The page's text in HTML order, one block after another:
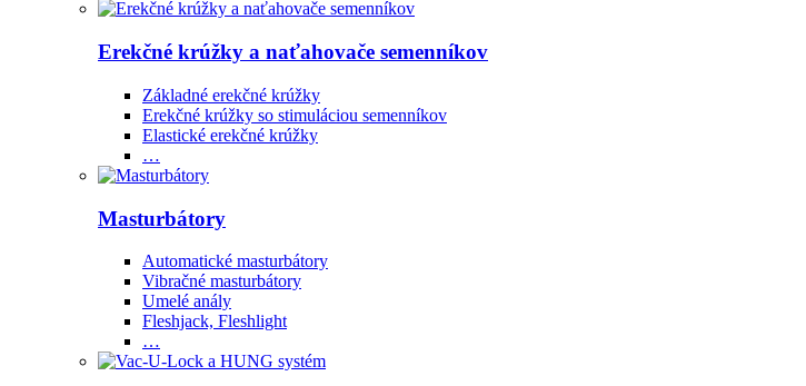
Erekčné krúžky a naťahovače semenníkov
Základné erekčné krúžky
Erekčné krúžky so stimuláciou semenníkov
Elastické erekčné krúžky
…
Masturbátory
Automatické masturbátory
Vibračné masturbátory
Umelé anály
Fleshjack, Fleshlight
…